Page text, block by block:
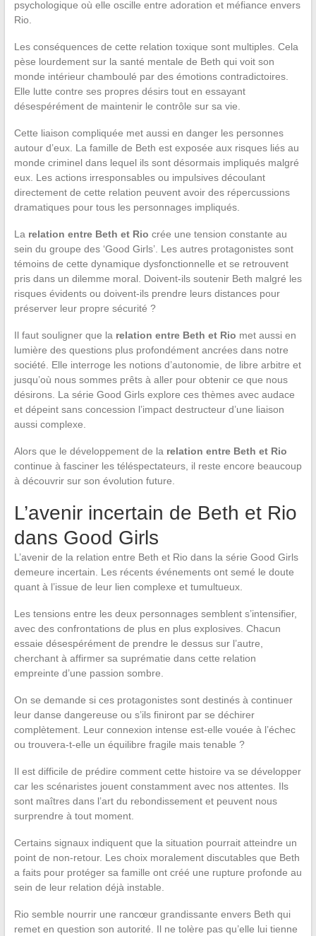
psychologique où elle oscille entre adoration et méfiance envers
Rio.
Les conséquences de cette relation toxique sont multiples. Cela
pèse lourdement sur la santé mentale de Beth qui voit son
monde intérieur chamboulé par des émotions contradictoires.
Elle lutte contre ses propres désirs tout en essayant
désespérément de maintenir le contrôle sur sa vie.
Cette liaison compliquée met aussi en danger les personnes
autour d’eux. La famille de Beth est exposée aux risques liés au
monde criminel dans lequel ils sont désormais impliqués malgré
eux. Les actions irresponsables ou impulsives découlant
directement de cette relation peuvent avoir des répercussions
dramatiques pour tous les personnages impliqués.
La relation entre Beth et Rio crée une tension constante au
sein du groupe des ‘Good Girls’. Les autres protagonistes sont
témoins de cette dynamique dysfonctionnelle et se retrouvent
pris dans un dilemme moral. Doivent-ils soutenir Beth malgré les
risques évidents ou doivent-ils prendre leurs distances pour
préserver leur propre sécurité ?
Il faut souligner que la relation entre Beth et Rio met aussi en
lumière des questions plus profondément ancrées dans notre
société. Elle interroge les notions d’autonomie, de libre arbitre et
jusqu’où nous sommes prêts à aller pour obtenir ce que nous
désirons. La série Good Girls explore ces thèmes avec audace
et dépeint sans concession l’impact destructeur d’une liaison
aussi complexe.
Alors que le développement de la relation entre Beth et Rio
continue à fasciner les téléspectateurs, il reste encore beaucoup
à découvrir sur son évolution future.
L’avenir incertain de Beth et Rio
dans Good Girls
L’avenir de la relation entre Beth et Rio dans la série Good Girls
demeure incertain. Les récents événements ont semé le doute
quant à l’issue de leur lien complexe et tumultueux.
Les tensions entre les deux personnages semblent s’intensifier,
avec des confrontations de plus en plus explosives. Chacun
essaie désespérément de prendre le dessus sur l’autre,
cherchant à affirmer sa suprématie dans cette relation
empreinte d’une passion sombre.
On se demande si ces protagonistes sont destinés à continuer
leur danse dangereuse ou s’ils finiront par se déchirer
complètement. Leur connexion intense est-elle vouée à l’échec
ou trouvera-t-elle un équilibre fragile mais tenable ?
Il est difficile de prédire comment cette histoire va se développer
car les scénaristes jouent constamment avec nos attentes. Ils
sont maîtres dans l’art du rebondissement et peuvent nous
surprendre à tout moment.
Certains signaux indiquent que la situation pourrait atteindre un
point de non-retour. Les choix moralement discutables que Beth
a faits pour protéger sa famille ont créé une rupture profonde au
sein de leur relation déjà instable.
Rio semble nourrir une rancœur grandissante envers Beth qui
remet en question son autorité. Il ne tolère pas qu’elle lui tienne